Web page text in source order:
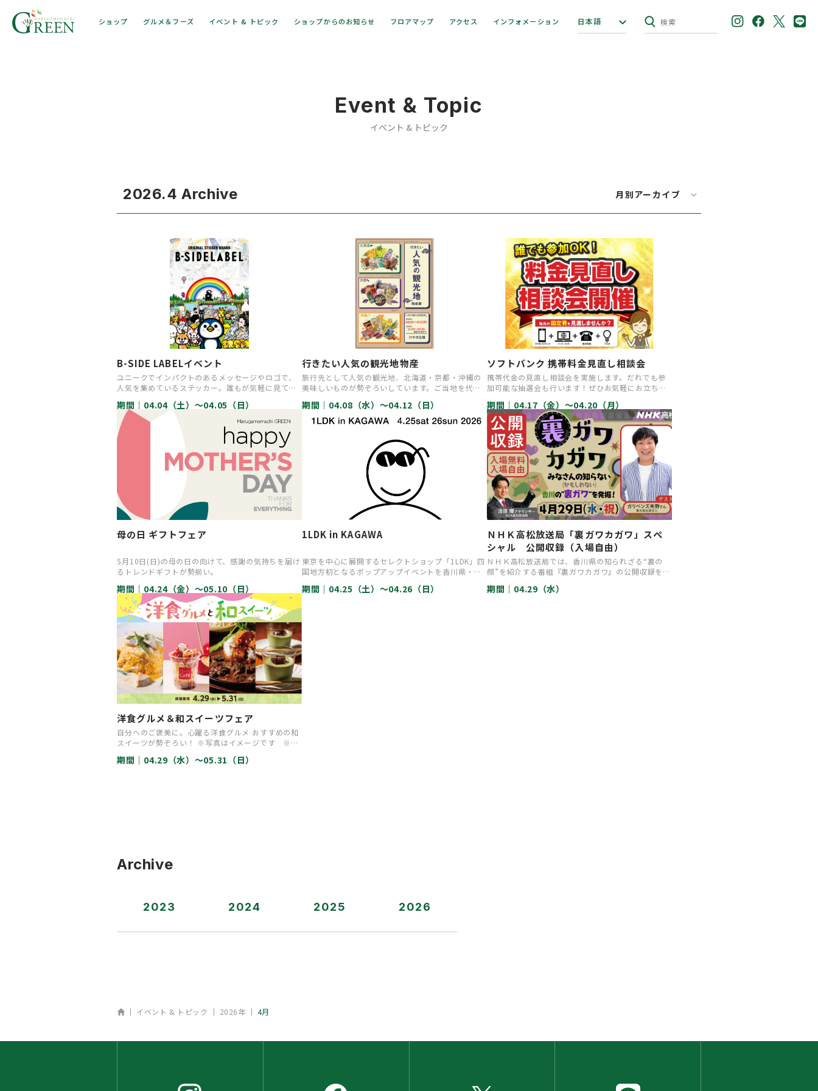
ショップ グルメ＆フーズ イベント & トピック ショップからのお知らせ フロアマップ アクセス インフォメーション 日本語
Event & Topic
イベント & トピック
2026.4 Archive 月別アーカイブ
B-SIDE LABELイベント
ユニークでインパクトのあるメッセージやロゴで、
人気を集めているステッカー。誰もが気軽に見て楽
期間｜ 04.04（土）〜04.05（日）
行きたい人気の観光地物産
旅行先として人気の観光地、北海道・京都・沖縄の
美味しいものが勢ぞろいしています。ご当地を代表
期間｜ 04.08（水）〜04.12（日）
ソフトバンク 携帯料金見直し相談会
携帯代金の見直し相談会を実施します。だれでも参
加可能な抽選会も行います！ぜひお気軽にお立ち寄
期間｜ 04.17（金）〜04.20（月）
母の日 ギフトフェア
5月10日(日)の母の日の向けて、感謝の気持ちを届け
るトレンドギフトが勢揃い。
期間｜ 04.24（金）〜05.10（日）
1LDK in KAGAWA
東京を中心に展開するセレクトショップ「1LDK」四
国地方初となるポップアップイベントを香川県・高
期間｜ 04.25（土）〜04.26（日）
ＮＨＫ高松放送局「裏ガワカガワ」スペ
シャル 公開収録（入場自由）
ＮＨＫ高松放送局では、香川県の知られざる“裏の
顔”を紹介する番組『裏ガワカガワ』の公開収録をお
期間｜ 04.29（水）
洋食グルメ＆和スイーツフェア
自分へのご褒美に。心躍る洋食グルメ おすすめの和
スイーツが勢ぞろい！ ※写真はイメージです ※価
期間｜ 04.29（水）〜05.31（日）
Archive
2023 2024 2025 2026
ホーム
イベント & トピック 2026年 4月